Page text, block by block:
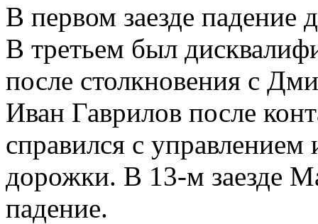
В первом заезде
В третьем был
после столкновения с
Иван Гаврилов после
справился с
дорожки. В 13-м заезде
падение.